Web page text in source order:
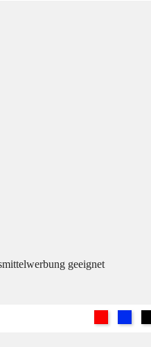
geeignet